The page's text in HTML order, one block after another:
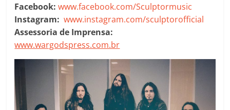
Facebook:www.facebook.com/Sculptormusic
Instagram: www.instagram.com/sculptorofficial
Assessoria de Imprensa:
www.wargodspress.com.br